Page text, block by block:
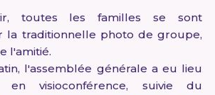
toutes les familles se sont
la traditionnelle photo de groupe,
l'amitié.
l'assemblée générale a eu lieu
visioconférence, suivie du